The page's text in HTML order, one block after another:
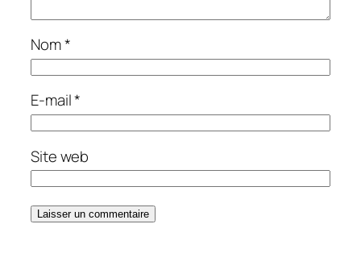
Nom*
E-mail*
Site web